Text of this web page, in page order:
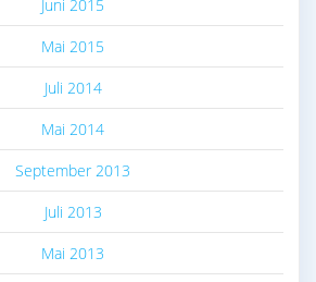
Juni 2015
Mai 2015
Juli 2014
Mai 2014
September 2013
Juli 2013
Mai 2013